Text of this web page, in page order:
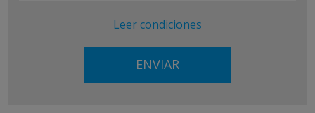
Leer condiciones